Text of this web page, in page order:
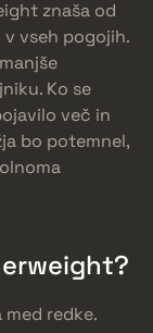
znaša od
v vseh pogojih.
Ko se
več in
bo potemnel,
med redke.